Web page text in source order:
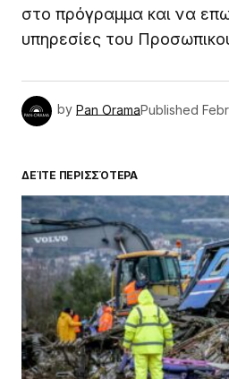
στο πρόγραμμα και να
υπηρεσίες του
by Pan OramaPublished
ΔΕΊΤΕ ΠΕΡΙΣΣΌΤΕΡΑ